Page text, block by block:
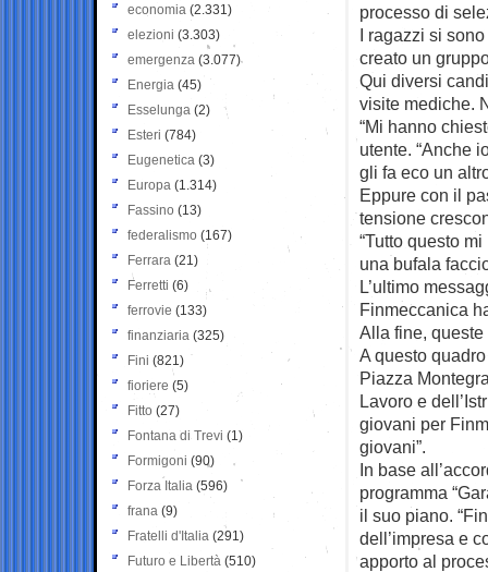
processo di
I ragazzi si
creato un
Qui diversi
visite mediche.
“Mi hanno
utente. “Anche
gli fa eco un
Eppure con il
tensione
“Tutto questo
una bufala
L’ultimo
Finmeccanica
Alla fine, queste
A questo
Piazza
Lavoro e
giovani per
giovani”.
In base
programma
il suo piano.
dell’impresa e
apporto al
economia (2.331)
elezioni (3.303)
emergenza (3.077)
Energia (45)
Esselunga (2)
Esteri (784)
Eugenetica (3)
Europa (1.314)
Fassino (13)
federalismo (167)
Ferrara (21)
Ferretti (6)
ferrovie (133)
finanziaria (325)
Fini (821)
fioriere (5)
Fitto (27)
Fontana di Trevi (1)
Formigoni (90)
Forza Italia (596)
frana (9)
Fratelli d'Italia (291)
Futuro e Libertà (510)